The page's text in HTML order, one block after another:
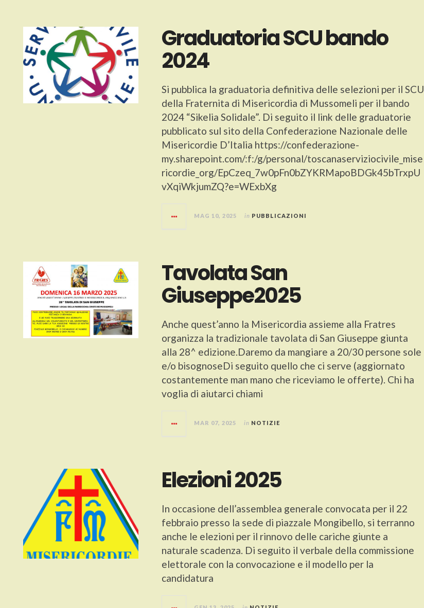
Graduatoria SCU bando
2024
Si pubblica la graduatoria definitiva delle selezioni per il SCU
della Fraternita di Misericordia di Mussomeli per il bando
2024 “Sikelia Solidale”. Di seguito il link delle graduatorie
pubblicato sul sito della Confederazione Nazionale delle
Misericordie D’Italia https://confederazione-
my.sharepoint.com/:f:/g/personal/toscanaserviziocivile_mise
ricordie_org/EpCzeq_7w0pFn0bZYKRMapoBDGk45bTrxpU
vXqiWkjumZQ?e=WExbXg
MAG 10, 2025 in PUBBLICAZIONI
Tavolata San
Giuseppe2025
Anche quest’anno la Misericordia assieme alla Fratres
organizza la tradizionale tavolata di San Giuseppe giunta
alla 28^ edizione.Daremo da mangiare a 20/30 persone sole
e/o bisognoseDi seguito quello che ci serve (aggiornato
costantemente man mano che riceviamo le offerte). Chi ha
voglia di aiutarci chiami
MAR 07, 2025 in NOTIZIE
Elezioni 2025
In occasione dell’assemblea generale convocata per il 22
febbraio presso la sede di piazzale Mongibello, si terranno
anche le elezioni per il rinnovo delle cariche giunte a
naturale scadenza. Di seguito il verbale della commissione
elettorale con la convocazione e il modello per la
candidatura